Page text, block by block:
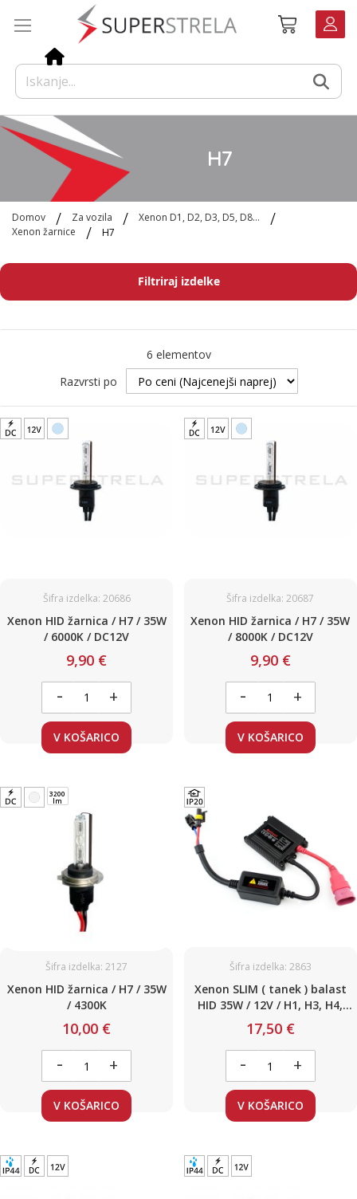
Košarica
H7
Domov Za vozila
Xenon D1, D2, D3, D5, D8...
Xenon žarnice
H7
Filtriraj izdelke
6 elementov
Razvrsti po
Šifra izdelka: 20686
Xenon HID žarnica / H7 / 35W
/ 6000K / DC12V
9,90 €
- +
V KOŠARICO
Šifra izdelka: 20687
Xenon HID žarnica / H7 / 35W
/ 8000K / DC12V
9,90 €
- +
V KOŠARICO
3200
lm
Šifra izdelka: 2127
Xenon HID žarnica / H7 / 35W
/ 4300K
10,00 €
- +
V KOŠARICO
Šifra izdelka: 2863
Xenon SLIM ( tanek ) balast
HID 35W / 12V / H1, H3, H4,
H7, H1-H7, H7R, HB3, HB4,
H11, H13 (D2S*, D2R*, D4C*,
D4R*, D4S*)
17,50 €
- +
V KOŠARICO